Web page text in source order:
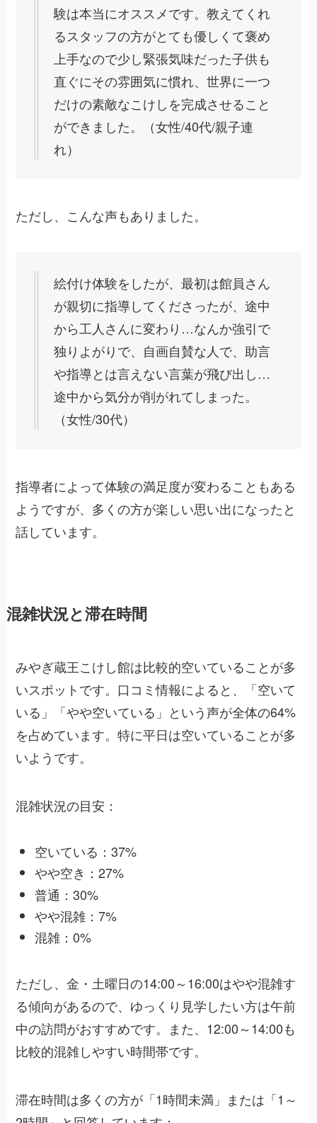
験は本当にオススメです。教えてくれ
るスタッフの方がとても優しくて褒め
上手なので少し緊張気味だった子供も
直ぐにその雰囲気に慣れ、世界に一つ
だけの素敵なこけしを完成させること
ができました。（女性/40代/親子連
れ）
ただし、こんな声もありました。
絵付け体験をしたが、最初は館員さん
が親切に指導してくださったが、途中
から工人さんに変わり…なんか強引で
独りよがりで、自画自賛な人で、助言
や指導とは言えない言葉が飛び出し…
途中から気分が削がれてしまった。
（女性/30代）
指導者によって体験の満足度が変わることもある
ようですが、多くの方が楽しい思い出になったと
話しています。
混雑状況と滞在時間
みやぎ蔵王こけし館は比較的空いていることが多
いスポットです。口コミ情報によると、「空いて
いる」「やや空いている」という声が全体の64%
を占めています。特に平日は空いていることが多
いようです。
混雑状況の目安：
空いている：37%
やや空き：27%
普通：30%
やや混雑：7%
混雑：0%
ただし、金・土曜日の14:00～16:00はやや混雑す
る傾向があるので、ゆっくり見学したい方は午前
中の訪問がおすすめです。また、12:00～14:00も
比較的混雑しやすい時間帯です。
滞在時間は多くの方が「1時間未満」または「1～